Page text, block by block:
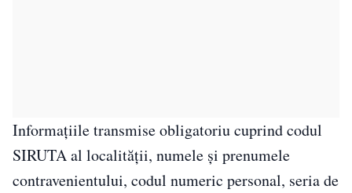
Informațiile transmise obligatoriu cuprind codul
SIRUTA al localității, numele și prenumele
contravenientului, codul numeric personal, seria de